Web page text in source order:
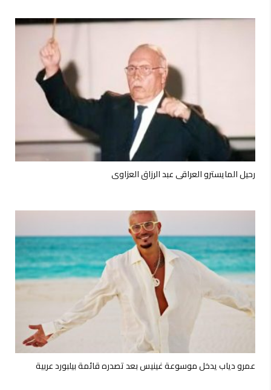
رحيل المايسترو العراقي عبد الرزاق العزاوي
عمرو دياب يدخل موسوعة غينيس بعد تصدره قائمة بيلبورد عربية